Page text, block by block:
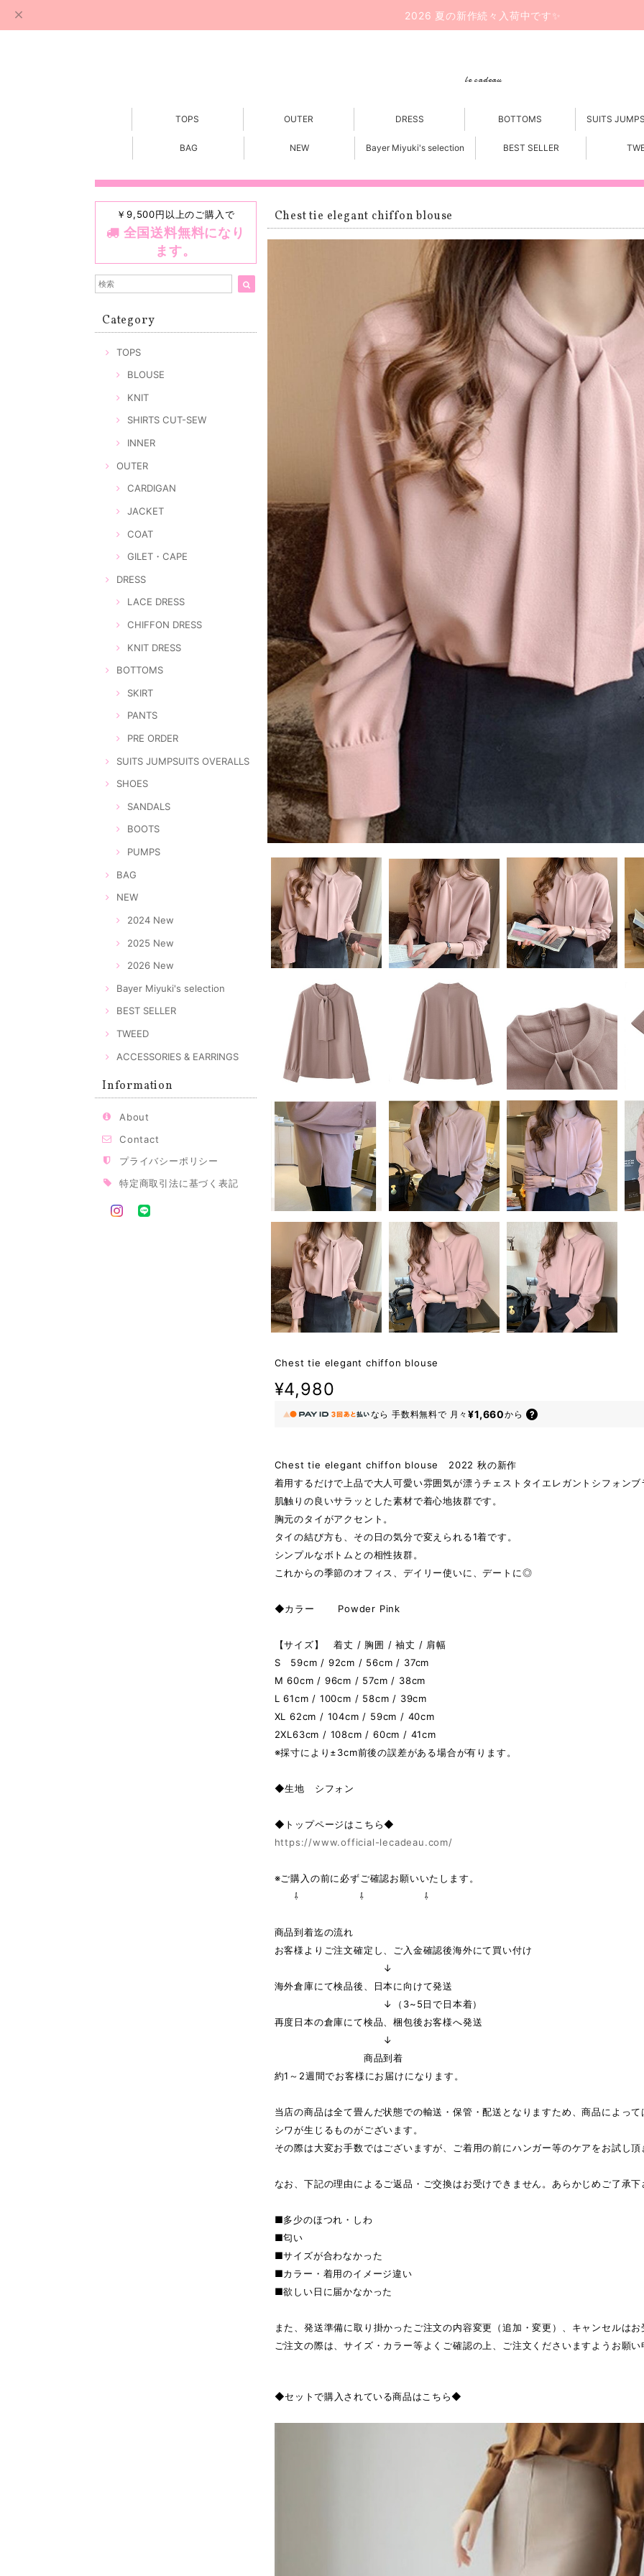
2026 夏の新作続々入荷中です✨
le cadeau
TOPS OUTER DRESS BOTTOMS SUITS
BAG NEW Bayer Miyuki's selection BEST SELLER
￥9,500円以上のご購入で
全国送料無料になり
ます。
Category
TOPS
BLOUSE
KNIT
SHIRTS CUT-SEW
INNER
OUTER
CARDIGAN
JACKET
COAT
GILET・CAPE
DRESS
LACE DRESS
CHIFFON DRESS
KNIT DRESS
BOTTOMS
SKIRT
PANTS
PRE ORDER
SUITS JUMPSUITS OVERALLS
SHOES
SANDALS
BOOTS
PUMPS
BAG
NEW
2024 New
2025 New
2026 New
Bayer Miyuki's selection
BEST SELLER
TWEED
ACCESSORIES & EARRINGS
Information
About
Contact
プライバシーポリシー
特定商取引法に基づく表記
Chest tie elegant chiffon blouse
Chest tie elegant chiffon blouse
¥4,980
なら 手数料無料で 月々¥1,660から
Chest tie elegant chiffon blouse 2022 秋の新作
着用するだけで上品で大人可愛い雰囲気が漂うチェストタイエレガントシフォンブ
肌触りの良いサラッとした素材で着心地抜群です。
胸元のタイがアクセント。
タイの結び方も、その日の気分で変えられる1着です。
シンプルなボトムとの相性抜群。
これからの季節のオフィス、デイリー使いに、デートに◎
◆カラー Powder Pink
【サイズ】 着丈 / 胸囲 / 袖丈 / 肩幅
S 59cm / 92cm / 56cm / 37cm
M 60cm / 96cm / 57cm / 38cm
L 61cm / 100cm / 58cm / 39cm
XL 62cm / 104cm / 59cm / 40cm
2XL63cm / 108cm / 60cm / 41cm
※採寸により±3cm前後の誤差がある場合が有ります。
◆生地 シフォン
◆トップページはこちら◆
https://www.official-lecadeau.com/
※ご購入の前に必ずご確認お願いいたします。
⇩ ⇩ ⇩
商品到着迄の流れ
お客様よりご注文確定し、ご入金確認後海外にて買い付け
↓
海外倉庫にて検品後、日本に向けて発送
↓（3~5日で日本着）
再度日本の倉庫にて検品、梱包後お客様へ発送
↓
商品到着
約1～2週間でお客様にお届けになります。
当店の商品は全て畳んだ状態での輸送・保管・配送となりますため、商品によっ
シワが生じるものがございます。
その際は大変お手数ではございますが、ご着用の前にハンガー等のケアをお試し
なお、下記の理由によるご返品・ご交換はお受けできません。あらかじめご了承
■多少のほつれ・しわ
■匂い
■サイズが合わなかった
■カラー・着用のイメージ違い
■欲しい日に届かなかった
また、発送準備に取り掛かったご注文の内容変更（追加・変更）、キャンセルは
ご注文の際は、サイズ・カラー等よくご確認の上、ご注文くださいますようお願
◆セットで購入されている商品はこちら◆